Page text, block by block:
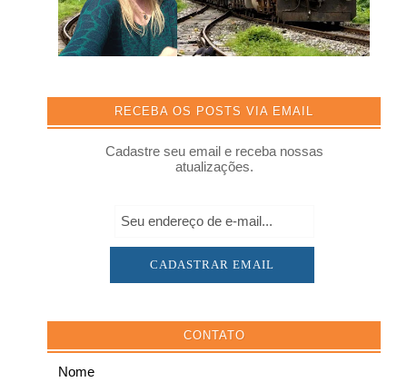
RECEBA OS POSTS VIA EMAIL
Cadastre seu email e receba nossas
atualizações.
CONTATO
Nome